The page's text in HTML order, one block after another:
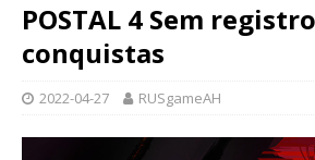
POSTAL 4 Sem
conquistas
2022-04-27 RUSgameAH